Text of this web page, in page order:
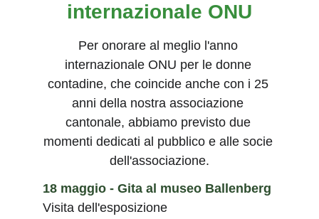
internazionale ONU
Per onorare al meglio l'anno
internazionale ONU per le donne
contadine, che coincide anche con i 25
anni della nostra associazione
cantonale, abbiamo previsto due
momenti dedicati al pubblico e alle socie
dell'associazione.
18 maggio - Gita al museo Ballenberg
Visita dell'esposizione